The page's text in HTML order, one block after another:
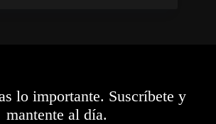
lo importante. Suscríbete y
mantente al día.